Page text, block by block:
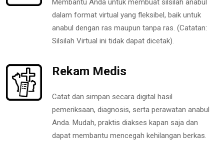
Membantu Anda untuk membuat silsilah anabul
dalam format virtual yang fleksibel, baik untuk
anabul dengan ras maupun tanpa ras. (Catatan:
Silsilah Virtual ini tidak dapat dicetak).
Rekam Medis
Catat dan simpan secara digital hasil
pemeriksaan, diagnosis, serta perawatan anabul
Anda. Mudah, praktis diakses kapan saja dan
dapat membantu mencegah kehilangan berkas.